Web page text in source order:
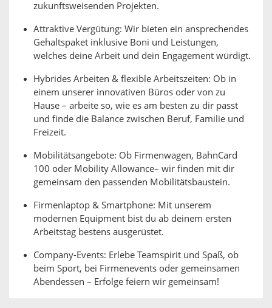
zukunftsweisenden Projekten.
Attraktive Vergütung: Wir bieten ein ansprechendes
Gehaltspaket inklusive Boni und Leistungen,
welches deine Arbeit und dein Engagement würdigt.
Hybrides Arbeiten & flexible Arbeitszeiten: Ob in
einem unserer innovativen Büros oder von zu
Hause – arbeite so, wie es am besten zu dir passt
und finde die Balance zwischen Beruf, Familie und
Freizeit.
Mobilitätsangebote: Ob Firmenwagen, BahnCard
100 oder Mobility Allowance– wir finden mit dir
gemeinsam den passenden Mobilitätsbaustein.
Firmenlaptop & Smartphone: Mit unserem
modernen Equipment bist du ab deinem ersten
Arbeitstag bestens ausgerüstet.
Company-Events: Erlebe Teamspirit und Spaß, ob
beim Sport, bei Firmenevents oder gemeinsamen
Abendessen – Erfolge feiern wir gemeinsam!